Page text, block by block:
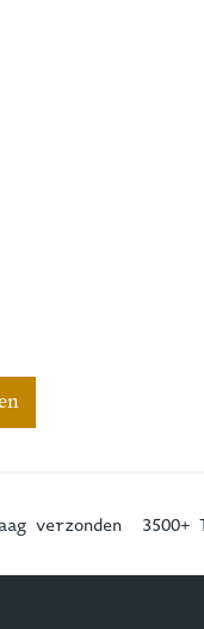
verzonden